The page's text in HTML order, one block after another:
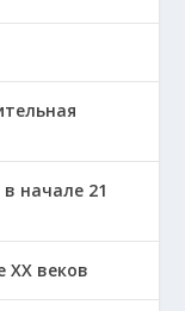
начале 21
ХХ веков